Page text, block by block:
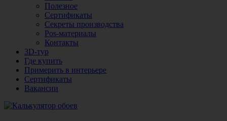
Полезное
Сертификаты
Секреты производства
Pos-материалы
Контакты
3D-тур
Где купить
Примерить в интерьере
Сертификаты
Вакансии